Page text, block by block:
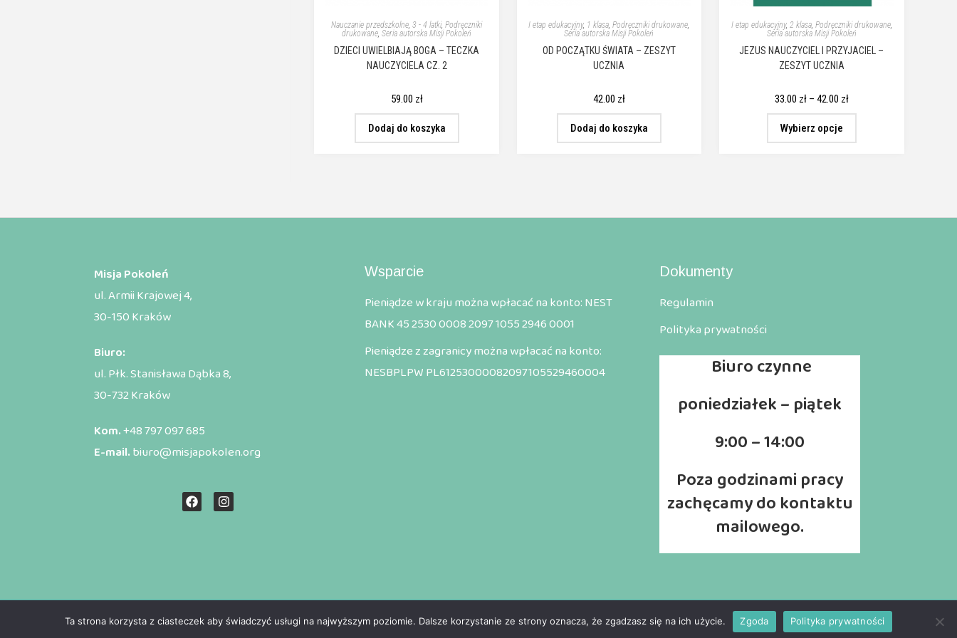
Nauczanie przedszkolne,3 - 4 latki,Podręczniki
drukowane,Seria autorska Misji Pokoleń
DZIECI UWIELBIAJĄ BOGA – TECZKA
NAUCZYCIELA CZ. 2
59.00 zł
Dodaj do koszyka
I etap edukacyjny, 1 klasa,Podręczniki drukowane,
Seria autorska Misji Pokoleń
OD POCZĄTKU ŚWIATA – ZESZYT
UCZNIA
42.00 zł
Dodaj do koszyka
I etap edukacyjny, 2 klasa, Podręczniki drukowane,
Seria autorska Misji Pokoleń
JEZUS NAUCZYCIEL I PRZYJACIEL –
ZESZYT UCZNIA
33.00 zł – 42.00 zł
Wybierz opcje
Misja Pokoleń
ul. Armii Krajowej 4,
30-150 Kraków
Biuro:
ul. Płk. Stanisława Dąbka 8,
30-732 Kraków
Kom.+48 797 097 685
E-mail.biuro@misjapokolen.org
Wsparcie
Pieniądze w kraju można wpłacać na konto: NEST
BANK 45 2530 0008 2097 1055 2946 0001
Pieniądze z zagranicy można wpłacać na konto:
NESBPLPW PL61253000082097105529460004
Dokumenty
Regulamin
Polityka prywatności
Biuroczynne
poniedziałek – piątek
9:00 – 14:00
Poza godzinami pracy
zachęcamy do kontaktu
mailowego.
© Copyright 2022 misjapokolen.org
Ta strona korzysta z ciasteczek aby świadczyć usługi na najwyższym poziomie. Dalsze korzystanie ze strony oznacza, że zgadzasz się na ich użycie. Zgoda Polityka prywatności